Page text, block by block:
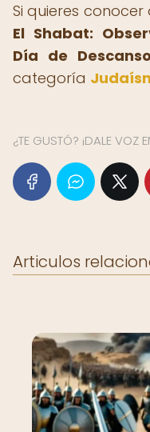
Si quieres
El Shabat:
Día de
categoría
¿TE GUSTÓ? ¡DALE VOZ
Articulos